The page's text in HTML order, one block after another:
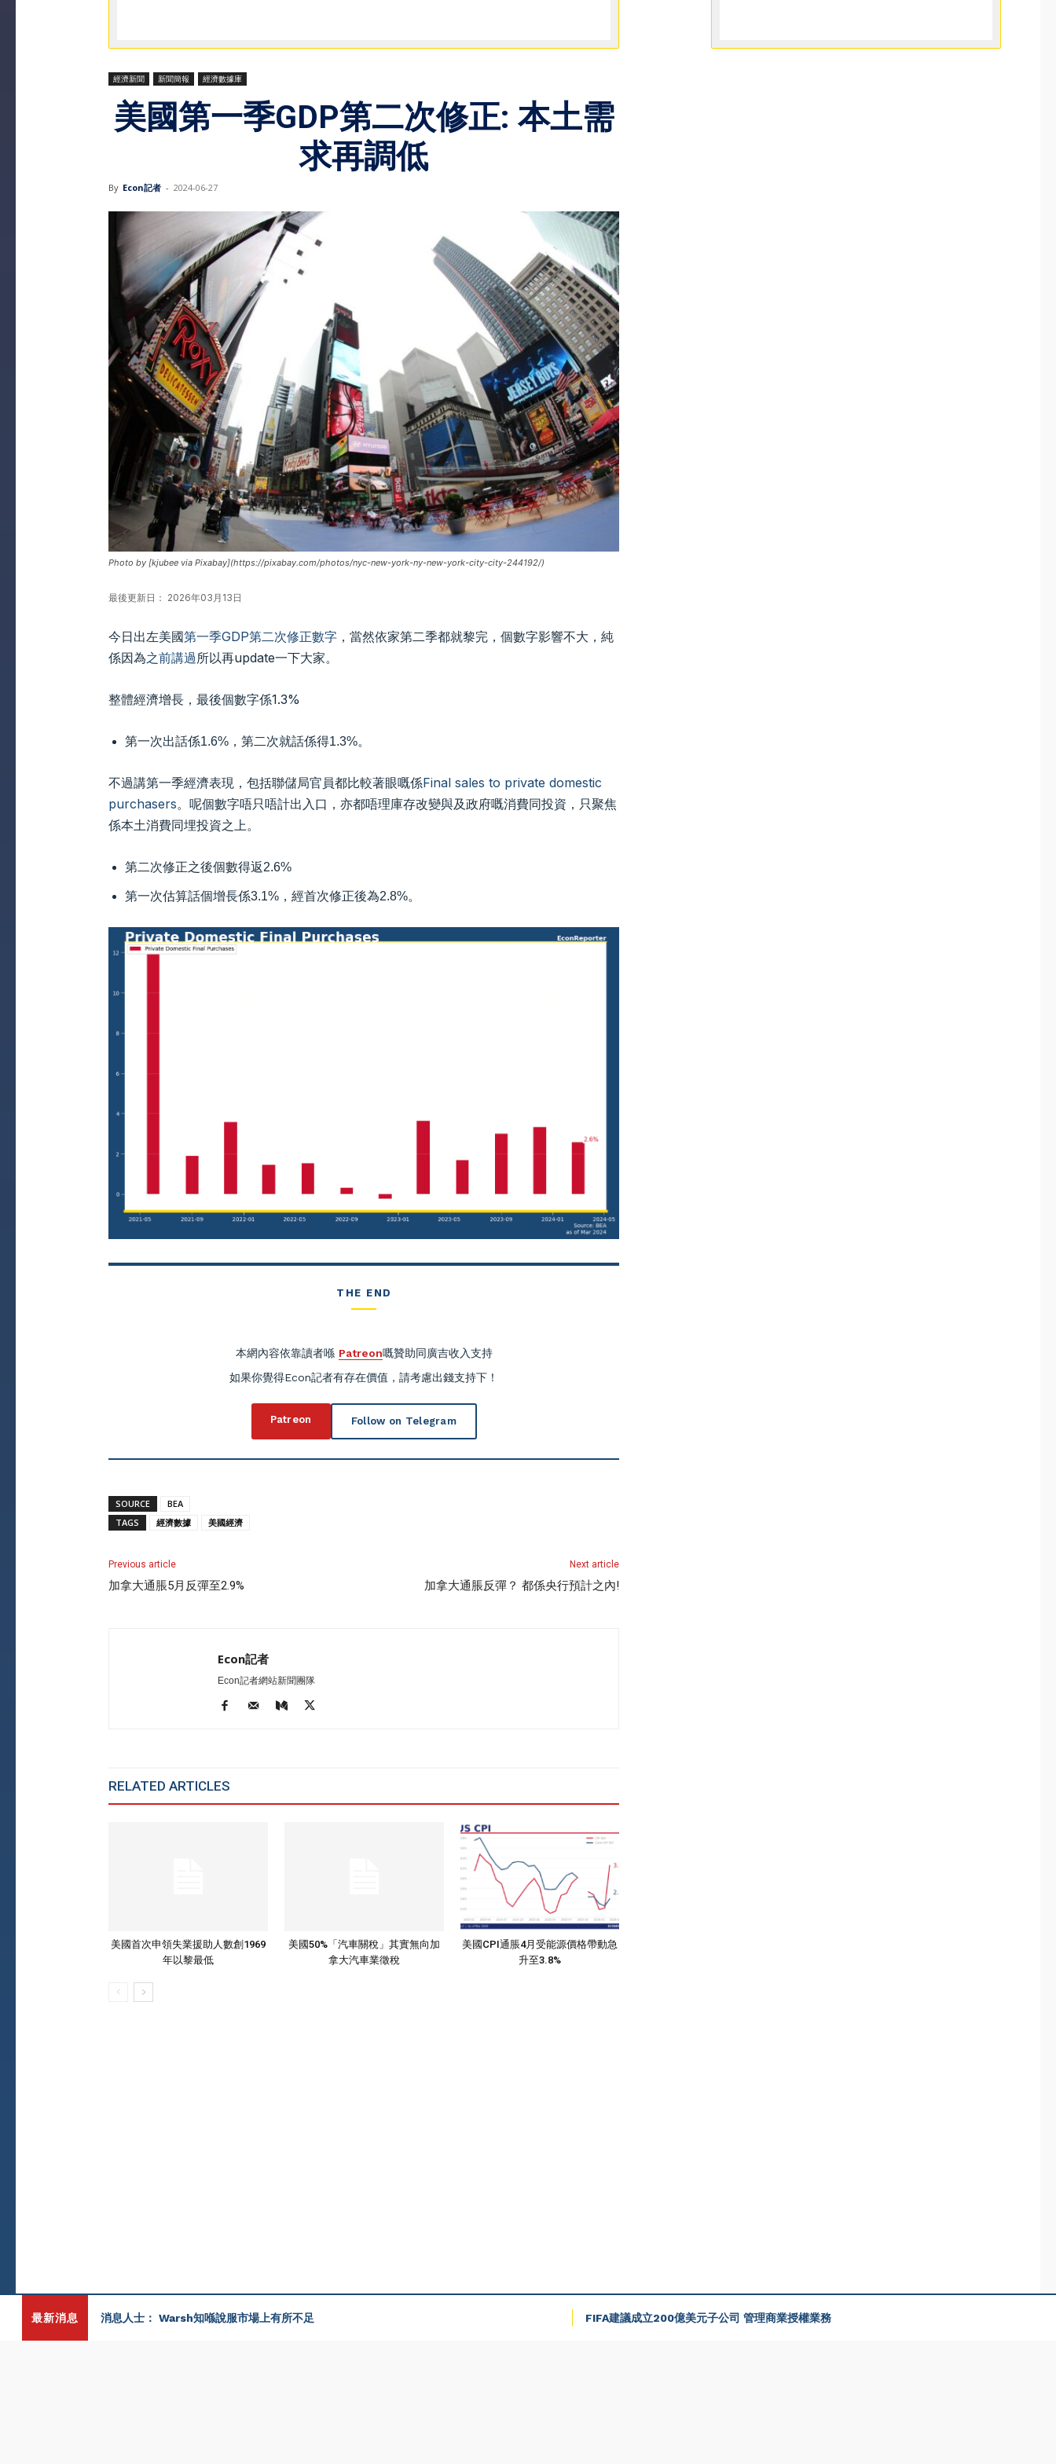
最新消息 消息人士： Warsh知喺說服市場上有所不足 FIFA建議成立200億美元子公司 管理商業授權業務
經濟新聞 新聞簡報 經濟數據庫
美國第一季GDP第二次修正: 本土需
求再調低
By Econ記者 - 2024-06-27
Photo by [kjubee via Pixabay](https://pixabay.com/photos/nyc-new-york-ny-new-york-city-city-244192/)
最後更新日： 2026年03月13日
今日出左美國第一季GDP第二次修正數字 ，當然依家第二季都就黎完，個數字影響不大，純
係因為之前講過所以再update一下大家。
整體經濟增長，最後個數字係1.3%
第一次出話係1.6%，第二次就話係得1.3%。
不過講第一季經濟表現，包括聯儲局官員都比較著眼嘅係Final sales to private domestic
purchasers。呢個數字唔只唔計出入口，亦都唔理庫存改變與及政府嘅消費同投資，只聚焦
係本土消費同埋投資之上。
第二次修正之後個數得返2.6%
第一次估算話個增長係3.1%，經首次修正後為2.8%。
THE END
本網內容依靠讀者喺 Patreon嘅贊助同廣吉收入支持
如果你覺得Econ記者有存在價值，請考慮出錢支持下！
Patreon Follow on Telegram
SOURCE
BEA
TAGS
經濟數據 美國經濟
Previous article
加拿大通脹5月反彈至2.9%
Next article
加拿大通脹反彈？ 都係央行預計之內!
Econ記者
Econ記者網站新聞團隊
RELATED ARTICLES
美國首次申領失業援助人數創1969
年以黎最低
美國50%「汽車關稅」其實無向加
拿大汽車業徵稅
美國CPI通脹4月受能源價格帶動急
升至3.8%